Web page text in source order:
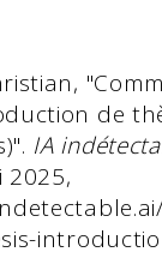
de
IA
2025,